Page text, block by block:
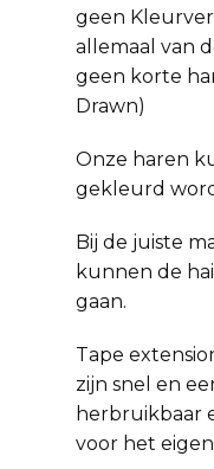
geen
allemaal van
geen korte
Drawn)
Onze haren
gekleurd
Bij de juiste
kunnen de
gaan.
Tape
zijn snel en
herbruikbaar
voor het